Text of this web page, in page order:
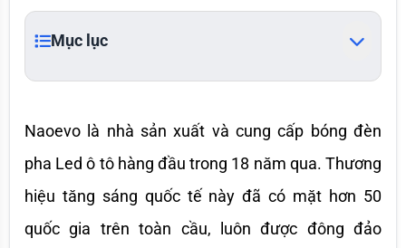
Mục lục
Naoevo là nhà sản xuất và cung cấp bóng đèn
pha Led ô tô hàng đầu trong 18 năm qua. Thương
hiệu tăng sáng quốc tế này đã có mặt hơn 50
quốc gia trên toàn cầu, luôn được đông đảo